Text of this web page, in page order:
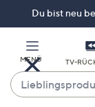
Du bist neu
MENÜ TV-
Lieblingsprodukt
finden